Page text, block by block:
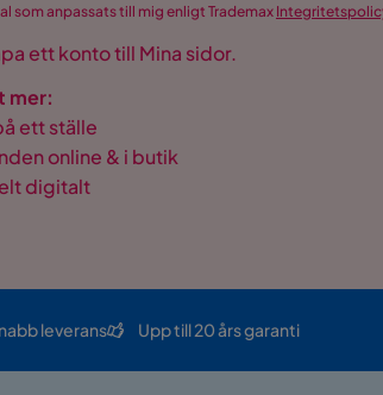
anpassats till mig enligt Trademax
ett konto till Mina sidor.
mer:
ett ställe
online & i butik
digitalt
leverans Upp till 20 års garanti